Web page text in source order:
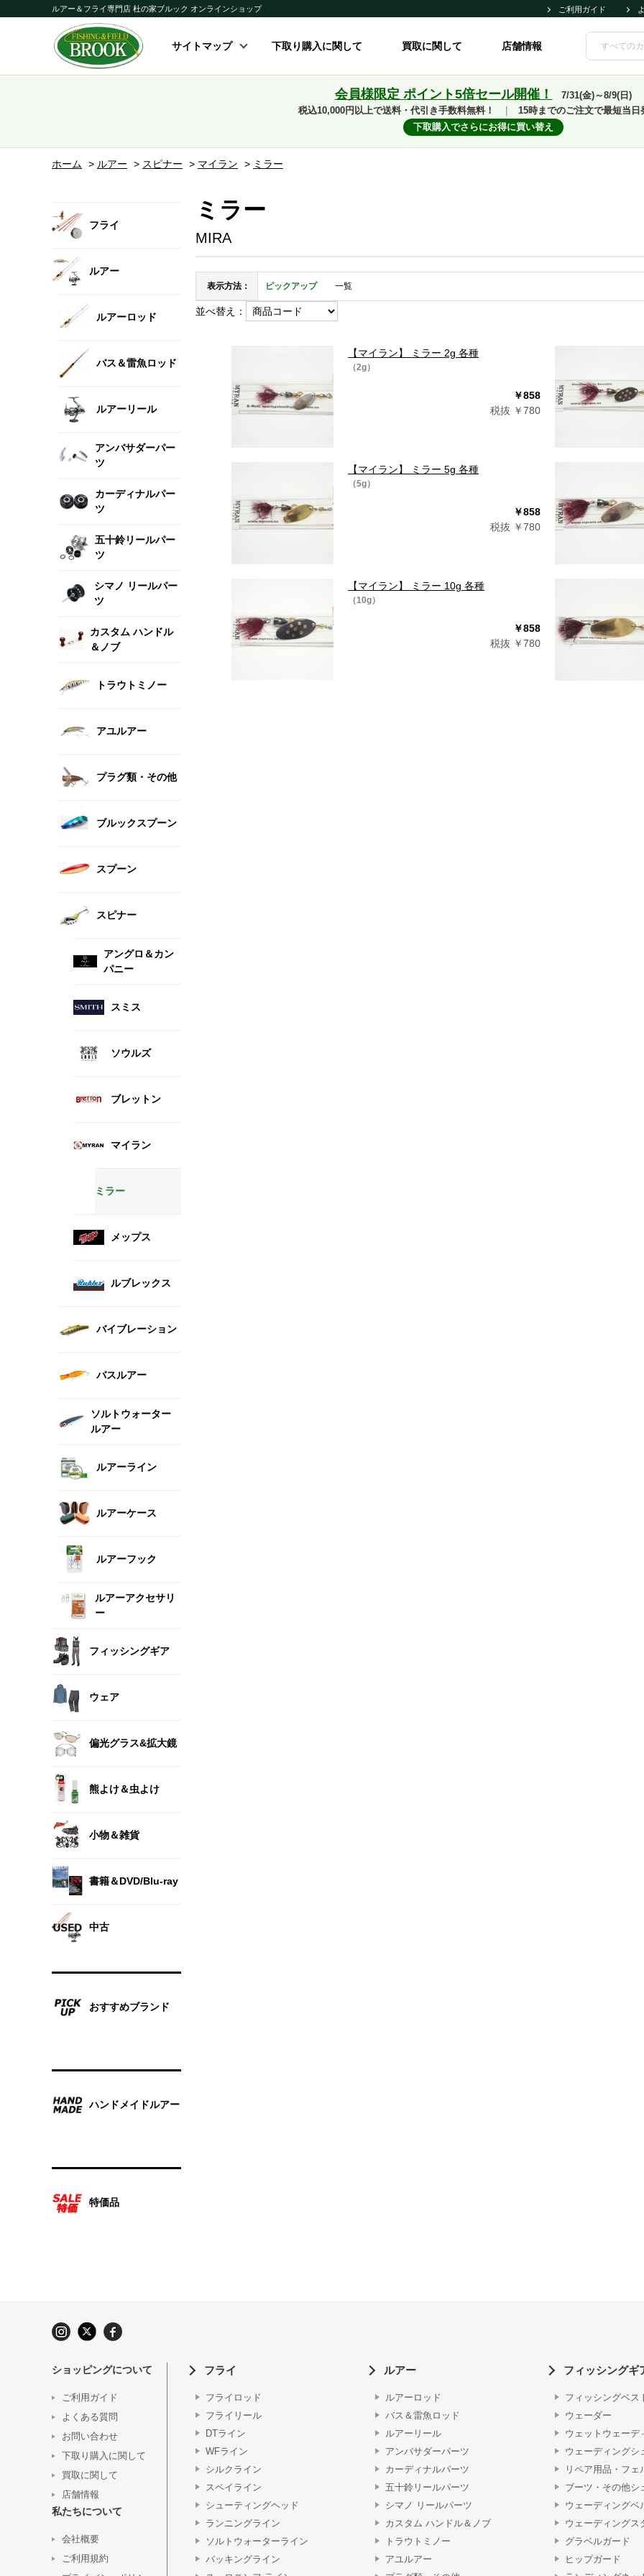
ルアー＆フライ専門店 杜の家ブルック オンラインショップ ご利用ガイド
サイトマップ 下取り購入に関して 買取に関して 店舗情報
会員様限定 ポイント5倍セール開催！
7/31(金)～8/9(日)
税込10,000円以上で送料・代引き手数料無料！
15時までのご注文で最短当日
下取購入でさらにお得に買い替え
ホーム > ルアー > スピナー > マイラン > ミラー
フライ
ルアー
ルアーロッド
バス＆雷魚ロッド
ルアーリール
アンバサダーパー
ツ
カーディナルパー
ツ
五十鈴リールパー
ツ
シマノ リールパー
ツ
カスタム ハンドル
＆ノブ
トラウトミノー
アユルアー
プラグ類・その他
ブルックスプーン
スプーン
スピナー
アングロ＆カン
パニー
スミス
ソウルズ
ブレットン
マイラン
ミラー
メップス
ルブレックス
バイブレーション
バスルアー
ソルトウォーター
ルアー
ルアーライン
ルアーケース
ルアーフック
ルアーアクセサリ
ー
フィッシングギア
ウェア
偏光グラス&拡大鏡
熊よけ＆虫よけ
小物＆雑貨
書籍＆DVD/Blu-ray
中古
おすすめブランド
ハンドメイドルアー
特価品
ミラー
MIRA
表示方法： ピックアップ 一覧
並べ替え：
【マイラン】 ミラー 2g 各種
（2g）
￥858
税抜 ￥780
【マイラン】 ミラー 5g 各種
（5g）
￥858
税抜 ￥780
【マイラン】 ミラー 10g 各種
（10g）
￥858
税抜 ￥780
ショッピングについて
ご利用ガイド
よくある質問
お問い合わせ
下取り購入に関して
買取に関して
店舗情報
私たちについて
会社概要
ご利用規約
フライ
フライロッド
フライリール
DTライン
WFライン
シルクライン
スペイライン
シューティングヘッド
ランニングライン
ソルトウォーターライン
バッキングライン
ルアー
ルアーロッド
バス＆雷魚ロッド
ルアーリール
アンバサダーパーツ
カーディナルパーツ
五十鈴リールパーツ
シマノ リールパーツ
カスタム ハンドル＆ノブ
トラウトミノー
アユルアー
フィッシングギ
フィッシングベス
ウェーダー
ウェットウェーデ
ウェーディングシ
リペア用品・フェ
ブーツ・その他シ
ウェーディングベ
ウェーディングス
グラベルガード
ヒップガード